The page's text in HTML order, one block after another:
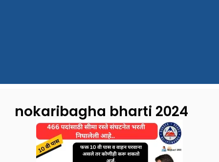
nokaribagha bharti 2024